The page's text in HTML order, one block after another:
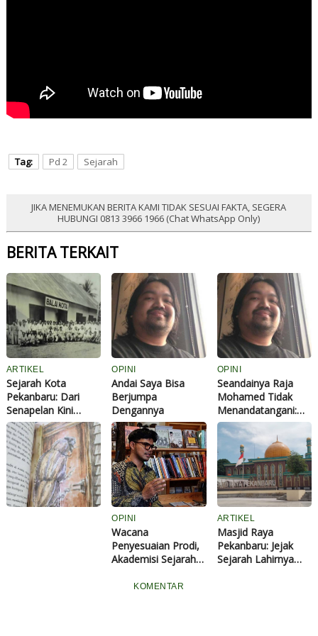
Tag: Pd 2 Sejarah
JIKA MENEMUKAN BERITA KAMI TIDAK SESUAI FAKTA, SEGERA
HUBUNGI 0813 3966 1966 (Chat WhatsApp Only)
BERITA TERKAIT
ARTIKEL
Sejarah Kota
Pekanbaru: Dari
Senapelan Kini
Menjadi Pusat
Ekonomi dan
Budaya Melayu
OPINI
Andai Saya Bisa
Berjumpa
Dengannya
OPINI
Seandainya Raja
Mohamed Tidak
Menandatangani:
Renungan tentang
Jalan Sejarah Riau
yang Hilang
OPINI
Wacana
Penyesuaian Prodi,
Akademisi Sejarah
Posisi Sejarah
ARTIKEL
Masjid Raya
Pekanbaru: Jejak
Sejarah Lahirnya
KOMENTAR